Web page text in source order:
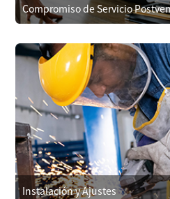
Compromiso de Servicio
Compromiso de
Cubrimos los costos de
por problemas de calidad y
24/7. Respondemos en un
problemas
Instalación y Ajustes